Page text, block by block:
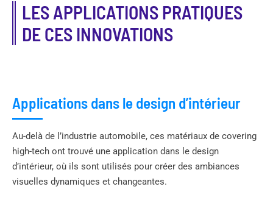
LES APPLICATIONS PRATIQUES
DE CES INNOVATIONS
Applications dans le design d’intérieur
Au-delà de l’industrie automobile, ces matériaux de covering
high-tech ont trouvé une application dans le design
d’intérieur, où ils sont utilisés pour créer des ambiances
visuelles dynamiques et changeantes.